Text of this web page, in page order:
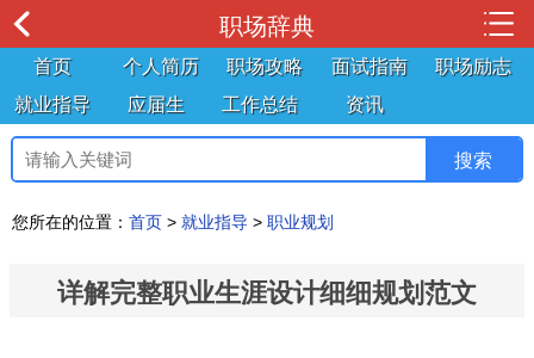
职场辞典
首页 个人简历 职场攻略 面试指南
职场励志
就业指导
应届生 工作总结 资讯
您所在的位置： 首页 > 就业指导 > 职业规划
详解完整职业生涯设计细细规划范文